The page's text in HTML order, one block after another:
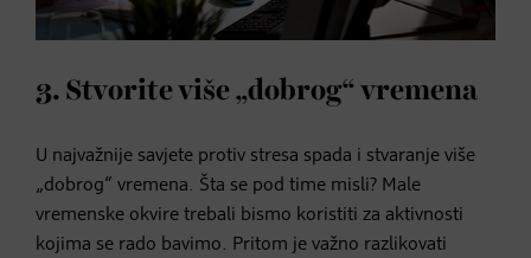
3. Stvorite više „dobrog“ vremena
U najvažnije savjete protiv stresa spada i stvaranje više
„dobrog“ vremena. Šta se pod time misli? Male
vremenske okvire trebali bismo koristiti za aktivnosti
kojima se rado bavimo. Pritom je važno razlikovati